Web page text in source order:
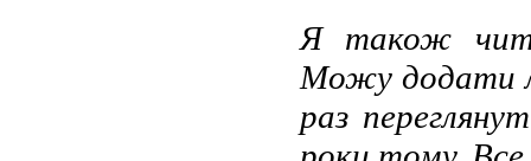
Я також
Можу додати
раз